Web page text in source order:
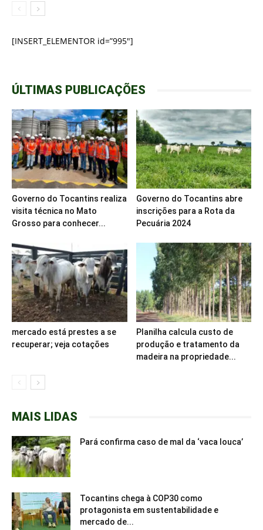
[INSERT_ELEMENTOR id=”995″]
ÚLTIMAS PUBLICAÇÕES
Governo do Tocantins realiza
visita técnica no Mato
Grosso para conhecer...
Governo do Tocantins abre
inscrições para a Rota da
Pecuária 2024
mercado está prestes a se
recuperar; veja cotações
Planilha calcula custo de
produção e tratamento da
madeira na propriedade...
MAIS LIDAS
Pará confirma caso de mal da ‘vaca louca’
Tocantins chega à COP30 como
protagonista em sustentabilidade e
mercado de...